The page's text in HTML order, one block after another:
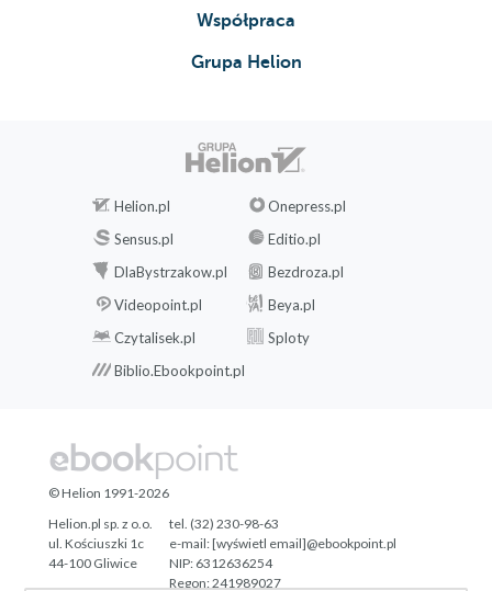
Współpraca
Grupa Helion
Helion.pl
Onepress.pl
Sensus.pl
Editio.pl
DlaBystrzakow.pl
Bezdroza.pl
Videopoint.pl
Beya.pl
Czytalisek.pl
Sploty
Biblio.Ebookpoint.pl
© Helion 1991-2026
Helion.pl sp. z o.o.
ul. Kościuszki 1c
44-100 Gliwice
tel. (32) 230-98-63
e-mail:[wyświetl email]@ebookpoint.pl
NIP: 6312636254
Regon: 241989027